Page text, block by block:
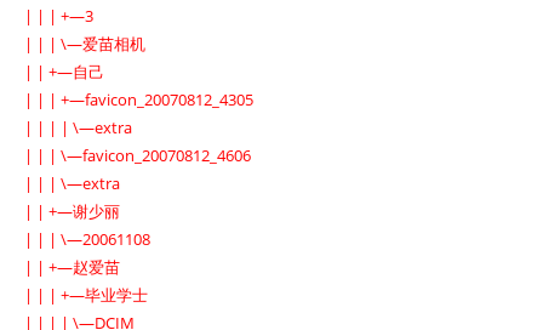
| | | +—3
| | | \—爱苗相机
| | +—自己
| | | +—favicon_20070812_4305
| | | | \—extra
| | | \—favicon_20070812_4606
| | | \—extra
| | +—谢少丽
| | | \—20061108
| | +—赵爱苗
| | | +—毕业学士
| | | | \—DCIM